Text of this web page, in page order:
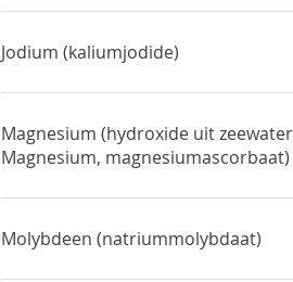
Jodium (kaliumjodide)
Magnesium (hydroxide uit
Magnesium, magnesiumascorbaat)
Molybdeen (natriummolybdaat)